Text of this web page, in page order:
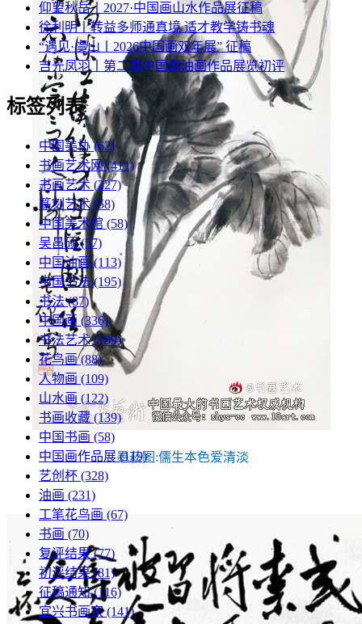
墨菘图:儒生本色爱清淡
仰望秋岳丨2027·中国画山水作品展征稿
徐利明丨转益多师通真境 适才教学铸书魂
“遇见·虞山丨2026中国画双年展” 征稿
吉光凤羽丨第二届中国画油画作品展览初评
标签列表
中国美协(62)
书画艺术网(411)
书画艺术 (227)
篆刻艺术(58)
中国美术馆 (58)
吴昌硕(57)
中国油画 (113)
中国书法(195)
书法(87)
中国画 (336)
书法艺术(189)
花鸟画(88)
人物画 (109)
山水画 (122)
书画收藏(139)
中国书画 (58)
中国画作品展(119)
艺创杯 (328)
油画 (231)
工笔花鸟画 (67)
书画 (70)
复评结果(77)
初评结果(81)
征稿通知(116)
宜兴书画家(141)